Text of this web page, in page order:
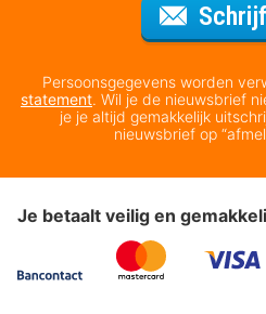
Persoonsgegevens worden
statement. Wil je de nieuwsbrief
je je altijd gemakkelijk
nieuwsbrief op
Je betaalt veilig en